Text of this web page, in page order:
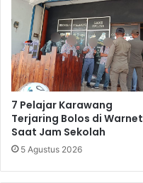
7 Pelajar Karawang
Terjaring Bolos di Warnet
Saat Jam Sekolah
5 Agustus 2026